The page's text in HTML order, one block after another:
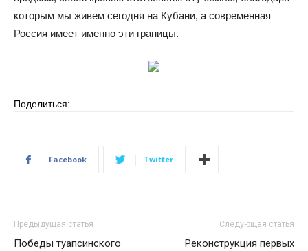
которым мы живем сегодня на Кубани, а современная
Россия имеет именно эти границы.
Поделиться:
Facebook Twitter
Предыдущая статья
Победы туапсинского
Следующая статья
Реконструкция первых